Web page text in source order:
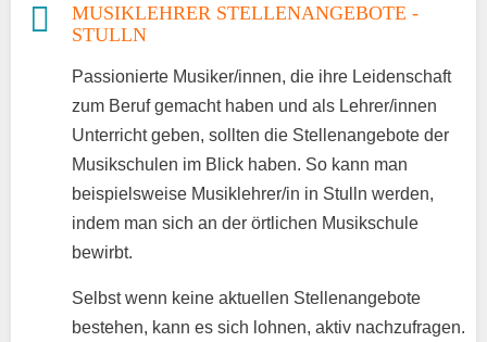
MUSIKLEHRER STELLENANGEBOTE -
STULLN
Passionierte Musiker/innen, die ihre Leidenschaft
zum Beruf gemacht haben und als Lehrer/innen
Unterricht geben, sollten die Stellenangebote der
Musikschulen im Blick haben. So kann man
beispielsweise Musiklehrer/in in Stulln werden,
indem man sich an der örtlichen Musikschule
bewirbt.
Selbst wenn keine aktuellen Stellenangebote
bestehen, kann es sich lohnen, aktiv nachzufragen.